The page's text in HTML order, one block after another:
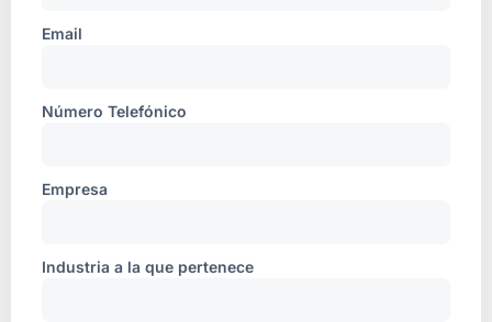
Email
Número Telefónico
Empresa
Industria a la que pertenece